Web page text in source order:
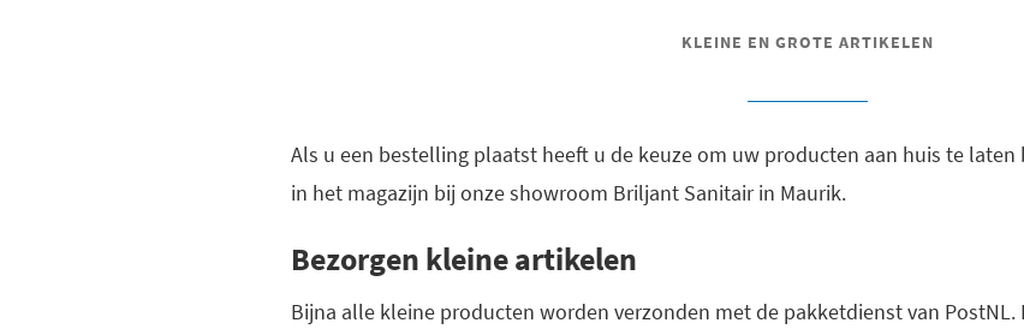
KLEINE EN GROTE ARTIKELEN
Als u een bestelling plaatst heeft u de keuze om uw producten aan huis te laten
in het magazijn bij onze showroom Briljant Sanitair in Maurik.
Bezorgen kleine artikelen
Bijna alle kleine producten worden verzonden met de pakketdienst van PostNL.